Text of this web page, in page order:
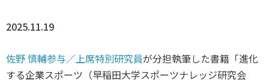
国際情報
＃障害者スポーツ
2025.11.19
佐野 慎輔参与／上席特別研究員が分担執筆した書籍「進化
する企業スポーツ（早稲田大学スポーツナレッジ研究会